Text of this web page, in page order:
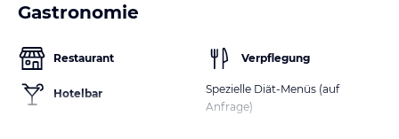
Gastronomie
Restaurant
Hotelbar
Verpflegung
Spezielle Diät-Menüs (auf
Anfrage)